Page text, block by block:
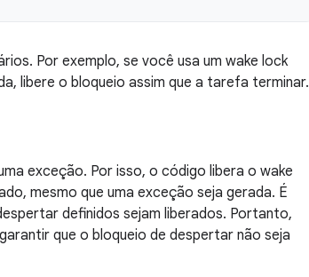
Por exemplo, se você usa um wake lock
libere o bloqueio assim que a tarefa terminar.
exceção. Por isso, o código libera o wake
mesmo que uma exceção seja gerada. É
definidos sejam liberados. Portanto,
que o bloqueio de despertar não seja